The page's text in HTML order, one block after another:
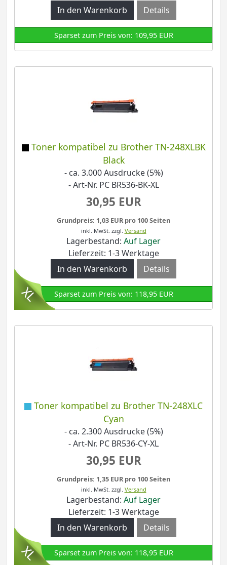
Details
Sparset zum Preis von: 109,95 EUR
Toner kompatibel zu Brother TN-248XLBK
Black
- ca. 3.000 Ausdrucke (5%)
- Art-Nr. PC BR536-BK-XL
30,95 EUR
Grundpreis: 1,03 EUR pro 100 Seiten
inkl. MwSt. zzgl. Versand
Lagerbestand: Auf Lager
Lieferzeit: 1-3 Werktage
Details
Sparset zum Preis von: 118,95 EUR
Toner kompatibel zu Brother TN-248XLC
Cyan
- ca. 2.300 Ausdrucke (5%)
- Art-Nr. PC BR536-CY-XL
30,95 EUR
Grundpreis: 1,35 EUR pro 100 Seiten
inkl. MwSt. zzgl. Versand
Lagerbestand: Auf Lager
Lieferzeit: 1-3 Werktage
Details
Sparset zum Preis von: 118,95 EUR